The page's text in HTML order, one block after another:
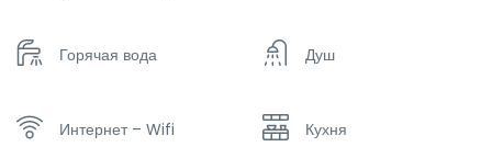
Горячая вода Душ
Интернет – Wifi Кухня